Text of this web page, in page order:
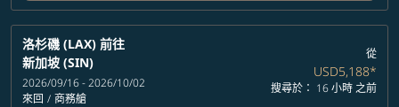
洛杉磯 (LAX) 前往
新加坡 (SIN)
2026/09/16 - 2026/10/02
來回 / 商務艙
從
USD5,188*
搜尋於： 16 小時 之前